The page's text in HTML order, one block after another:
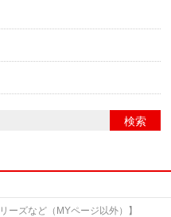
ーズなど（MYページ以外）】